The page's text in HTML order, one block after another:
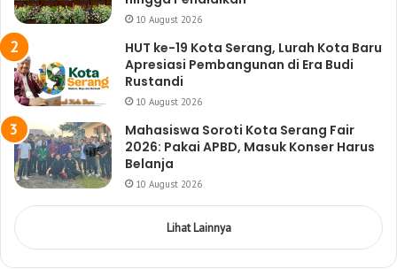
10 August 2026
HUT ke-19 Kota Serang, Lurah Kota Baru
Apresiasi Pembangunan di Era Budi
Rustandi
10 August 2026
Mahasiswa Soroti Kota Serang Fair
2026: Pakai APBD, Masuk Konser Harus
Belanja
10 August 2026
Lihat Lainnya